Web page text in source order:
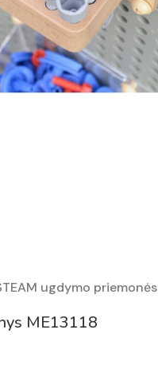
ugdymo priemonės
ME13118